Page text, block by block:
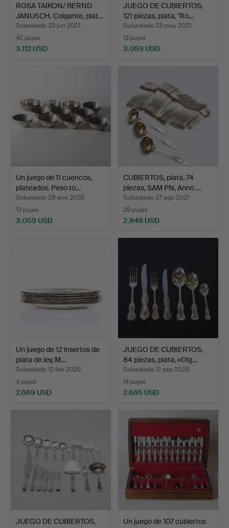
ROSA TAIKON/ BERND
JANUSCH. Colgante, plat…
Subastado 23 jun 2021
42 pujas
3.112 USD
JUEGO DE CUBIERTOS,
121 piezas, plata, "Ro…
Subastado 23 may 2021
12 pujas
3.059 USD
Un juego de 11 cuencos,
plateados. Peso to…
Subastado 28 ene 2026
13 pujas
3.059 USD
CUBIERTOS, plata, 74
piezas, SAM PN, Anno …
Subastado 27 ago 2021
29 pujas
2.848 USD
Un juego de 12 insertos de
plata de ley, M…
Subastado 12 feb 2026
4 pujas
2.669 USD
JUEGO DE CUBIERTOS,
84 piezas, plata, «Olg…
Subastado 12 sep 2025
14 pujas
2.665 USD
JUEGO DE CUBIERTOS,
Un juego de 107 cubiertos